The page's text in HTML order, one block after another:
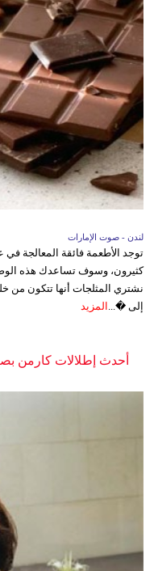
لندن - صوت الإمارات
توجد الأطعمة فائقة المعالجة
كثيرون، وسوف تساعدك هذه
نشتري المثلجات أنها تتكون من
إلى �...
المزيد
أحدث إطلالات كارمن